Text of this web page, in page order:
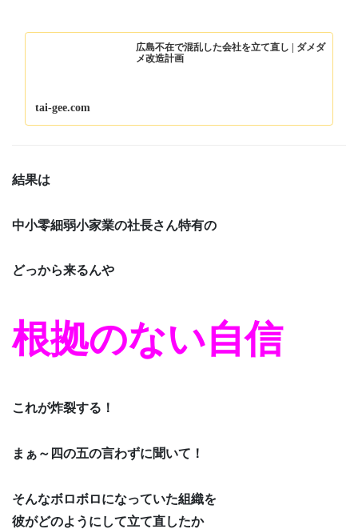
広島不在で混乱した会社を立て直し | ダメダ
メ改造計画
tai-gee.com
結果は
中小零細弱小家業の社長さん特有の
どっから来るんや
根拠のない自信
これが炸裂する！
まぁ～四の五の言わずに聞いて！
そんなボロボロになっていた組織を
彼がどのようにして立て直したか